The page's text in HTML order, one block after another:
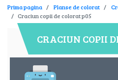
Prima pagina Planse de colorat
Craciun copii de colorat p05
CRACIUN COPII